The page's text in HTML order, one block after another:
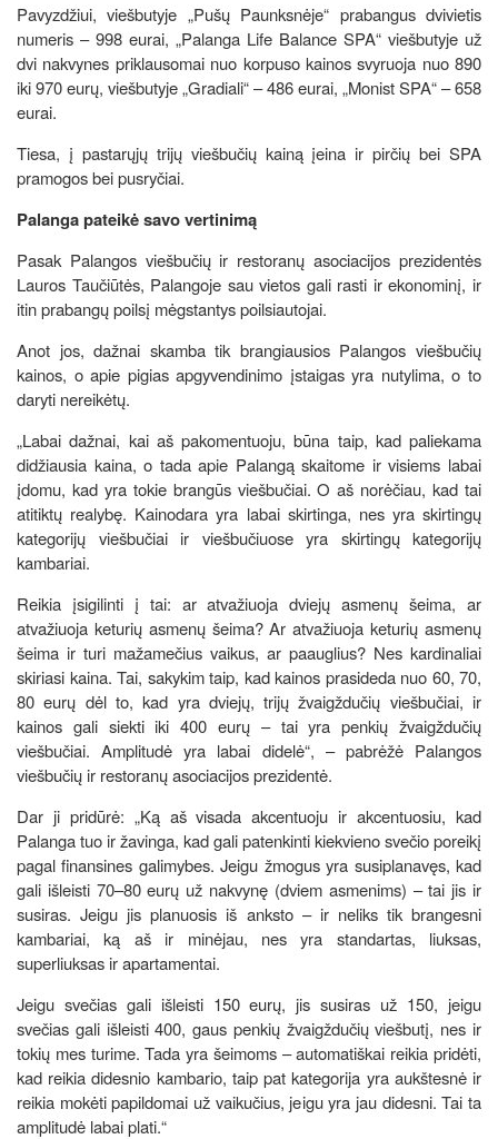
Pavyzdžiui, viešbutyje „Pušų Paunksnėje“ prabangus dvivietis
numeris – 998 eurai, „Palanga Life Balance SPA“ viešbutyje už
dvi nakvynes priklausomai nuo korpuso kainos svyruoja nuo 890
iki 970 eurų, viešbutyje „Gradiali“ – 486 eurai, „Monist SPA“ – 658
eurai.
Tiesa, į pastarųjų trijų viešbučių kainą įeina ir pirčių bei SPA
pramogos bei pusryčiai.
Palanga pateikė savo vertinimą
Pasak Palangos viešbučių ir restoranų asociacijos prezidentės
Lauros Taučiūtės, Palangoje sau vietos gali rasti ir ekonominį, ir
itin prabangų poilsį mėgstantys poilsiautojai.
Anot jos, dažnai skamba tik brangiausios Palangos viešbučių
kainos, o apie pigias apgyvendinimo įstaigas yra nutylima, o to
daryti nereikėtų.
„Labai dažnai, kai aš pakomentuoju, būna taip, kad paliekama
didžiausia kaina, o tada apie Palangą skaitome ir visiems labai
įdomu, kad yra tokie brangūs viešbučiai. O aš norėčiau, kad tai
atitiktų realybę. Kainodara yra labai skirtinga, nes yra skirtingų
kategorijų viešbučiai ir viešbučiuose yra skirtingų kategorijų
kambariai.
Reikia įsigilinti į tai: ar atvažiuoja dviejų asmenų šeima, ar
atvažiuoja keturių asmenų šeima? Ar atvažiuoja keturių asmenų
šeima ir turi mažamečius vaikus, ar paauglius? Nes kardinaliai
skiriasi kaina. Tai, sakykim taip, kad kainos prasideda nuo 60, 70,
80 eurų dėl to, kad yra dviejų, trijų žvaigždučių viešbučiai, ir
kainos gali siekti iki 400 eurų – tai yra penkių žvaigždučių
viešbučiai. Amplitudė yra labai didelė“, – pabrėžė Palangos
viešbučių ir restoranų asociacijos prezidentė.
Dar ji pridūrė: „Ką aš visada akcentuoju ir akcentuosiu, kad
Palanga tuo ir žavinga, kad gali patenkinti kiekvieno svečio poreikį
pagal finansines galimybes. Jeigu žmogus yra susiplanavęs, kad
gali išleisti 70–80 eurų už nakvynę (dviem asmenims) – tai jis ir
susiras. Jeigu jis planuosis iš anksto – ir neliks tik brangesni
kambariai, ką aš ir minėjau, nes yra standartas, liuksas,
superliuksas ir apartamentai.
Jeigu svečias gali išleisti 150 eurų, jis susiras už 150, jeigu
svečias gali išleisti 400, gaus penkių žvaigždučių viešbutį, nes ir
tokių mes turime. Tada yra šeimoms – automatiškai reikia pridėti,
kad reikia didesnio kambario, taip pat kategorija yra aukštesnė ir
reikia mokėti papildomai už vaikučius, jeigu yra jau didesni. Tai ta
amplitudė labai plati.“